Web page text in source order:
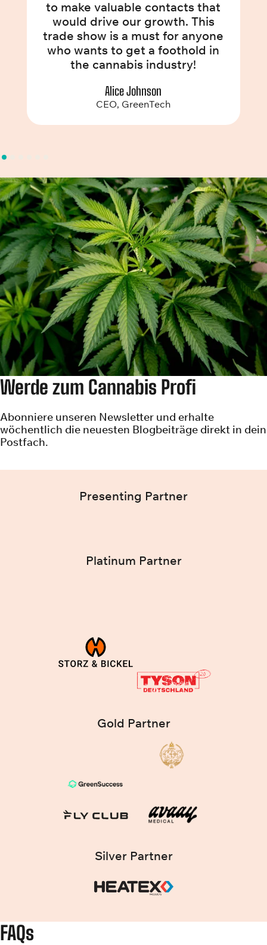
to make valuable contacts that
would drive our growth. This
trade show is a must for anyone
who wants to get a foothold in
the cannabis industry!
Alice Johnson
CEO, GreenTech
Werde zum Cannabis Profi
Abonniere unseren Newsletter und erhalte
wöchentlich die neuesten Blogbeiträge direkt in dein
Postfach.
Presenting Partner
Platinum Partner
Gold Partner
Silver Partner
FAQs